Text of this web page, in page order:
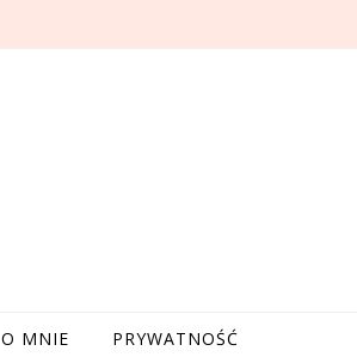
O MNIE PRYWATNOŚĆ